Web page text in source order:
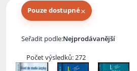
Pouze dostupné×
Seřadit podle:
Počet výsledků: 272